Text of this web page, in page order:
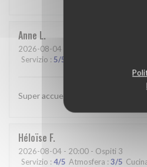
Anne L
2026-08-04
Servizio : 5/5
Super accueil et service parfait
Héloïse F
2026-08-04 - 20:00 - Ospiti 3
Servizio : 4/5 Atmosfera : 3/5